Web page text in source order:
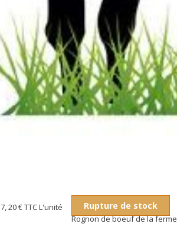
7, 20 €TTC L'unité Rupture de stock
Rognon de boeuf de la ferme